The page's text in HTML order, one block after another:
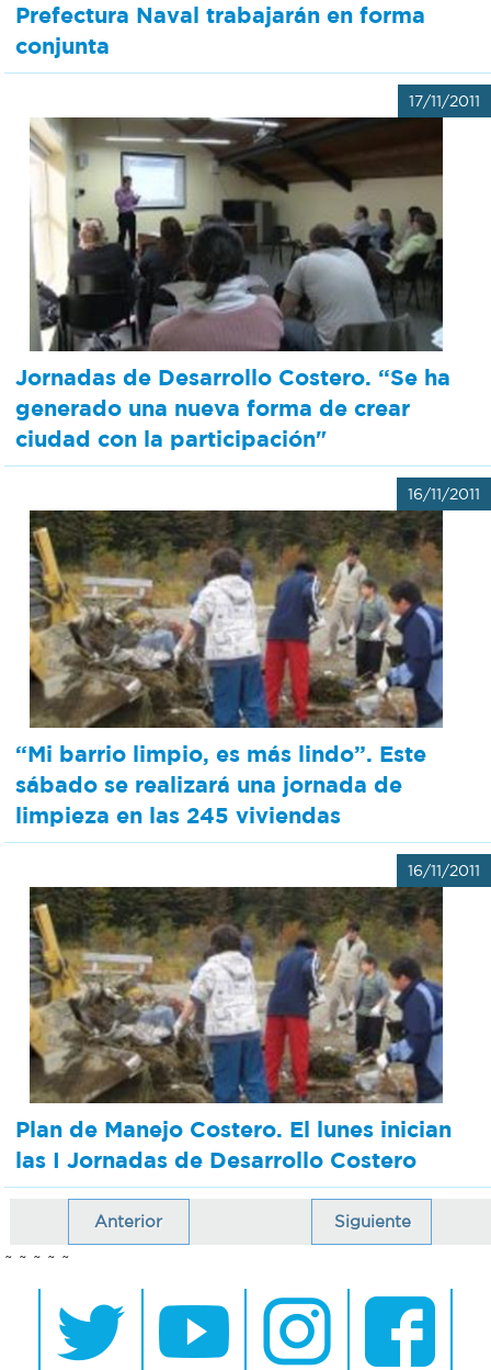
Prefectura Naval trabajarán en forma
conjunta
17/11/2011
Jornadas de Desarrollo Costero. “Se ha
generado una nueva forma de crear
ciudad con la participación"
16/11/2011
“Mi barrio limpio, es más lindo”. Este
sábado se realizará una jornada de
limpieza en las 245 viviendas
16/11/2011
Plan de Manejo Costero. El lunes inician
las I Jornadas de Desarrollo Costero
Anterior Siguiente
~ ~ ~ ~ ~